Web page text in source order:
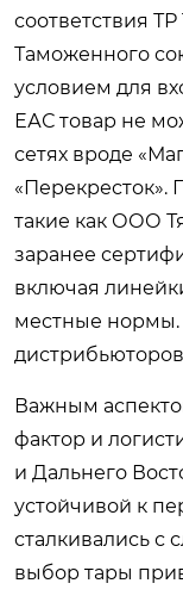
соответствия
Таможенного
условием для
ЕАС товар не
сетях вроде
такие как ООО
заранее
включая
местные нормы.
Важным
фактор и
и Дальнего
устойчивой к
сталкивались с
выбор тары